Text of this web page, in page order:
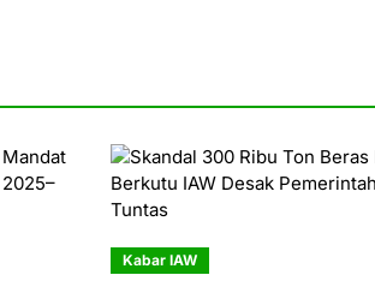
Kabar IAW